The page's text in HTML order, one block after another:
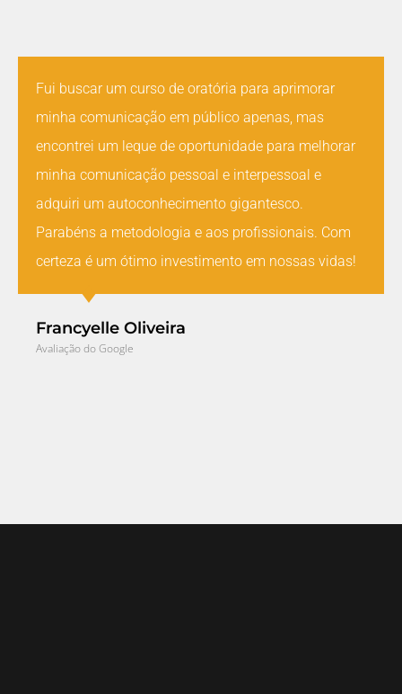
Fui buscar um curso de oratória para aprimorar
minha comunicação em público apenas, mas
encontrei um leque de oportunidade para melhorar
minha comunicação pessoal e interpessoal e
adquiri um autoconhecimento gigantesco.
Parabéns a metodologia e aos profissionais. Com
certeza é um ótimo investimento em nossas vidas!
Francyelle Oliveira
Avaliação do Google